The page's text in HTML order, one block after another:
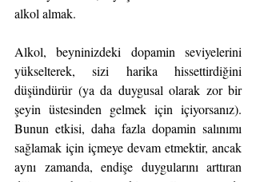
alkol almak.
Alkol, beyninizdeki dopamin seviyelerini
yükselterek, sizi harika hissettirdiğini
düşündürür (ya da duygusal olarak zor bir
şeyin üstesinden gelmek için içiyorsanız).
Bunun etkisi, daha fazla dopamin salınımı
sağlamak için içmeye devam etmektir, ancak
aynı zamanda, endişe duygularını arttıran